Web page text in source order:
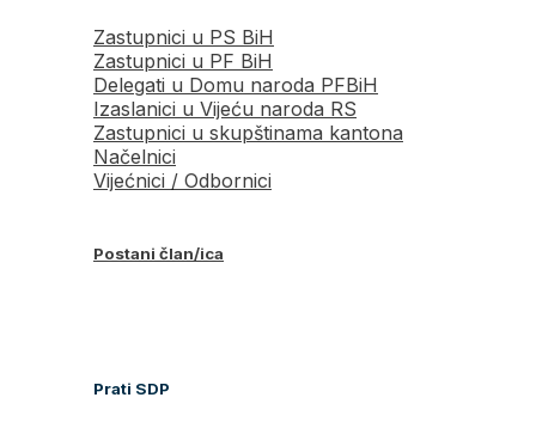
Zastupnici u PS BiH
Zastupnici u PF BiH
Delegati u Domu naroda PFBiH
Izaslanici u Vijeću naroda RS
Zastupnici u skupštinama kantona
Načelnici
Vijećnici / Odbornici
Postani član/ica
Prati SDP